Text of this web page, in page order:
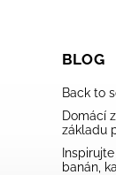
BLOG
Back to
Domácí
základu
banán,